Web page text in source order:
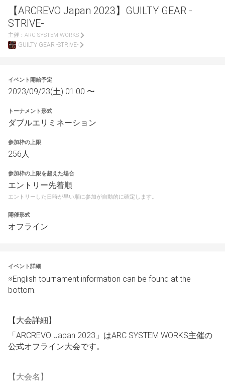
【ARCREVO Japan 2023】GUILTY GEAR -
STRIVE-
主催： ARC SYSTEM WORKS
GUILTY GEAR -STRIVE-
イベント開始予定
2023/09/23(土) 01:00 〜
トーナメント形式
ダブルエリミネーション
参加枠の上限
256人
参加枠の上限を超えた場合
エントリー先着順
エントリーした日時が早い順に参加が自動的に確定します。
開催形式
オフライン
イベント詳細
※English tournament information can be found at the
bottom.
【大会詳細】
「ARCREVO Japan 2023」はARC SYSTEM WORKS主催の
公式オフライン大会です。
【大会名】